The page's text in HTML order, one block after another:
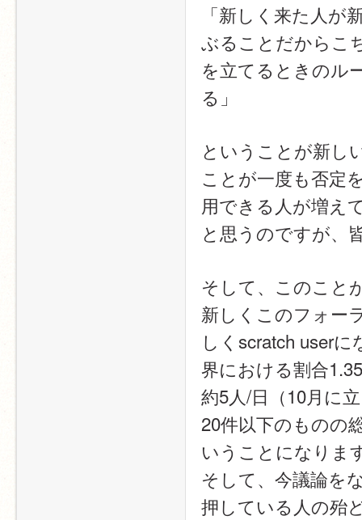
「新しく来た人
ぶることだからこ
を立てるときのル
る」
ということが新し
ことが一度も否定
用できる人が増え
と思うのですが、
そして、このこと
新しくこのフォー
しくscratch user
界における割合
約5人/日（10月に
20件以下のものの
いうことになりま
そして、今議論を
押している人の殆